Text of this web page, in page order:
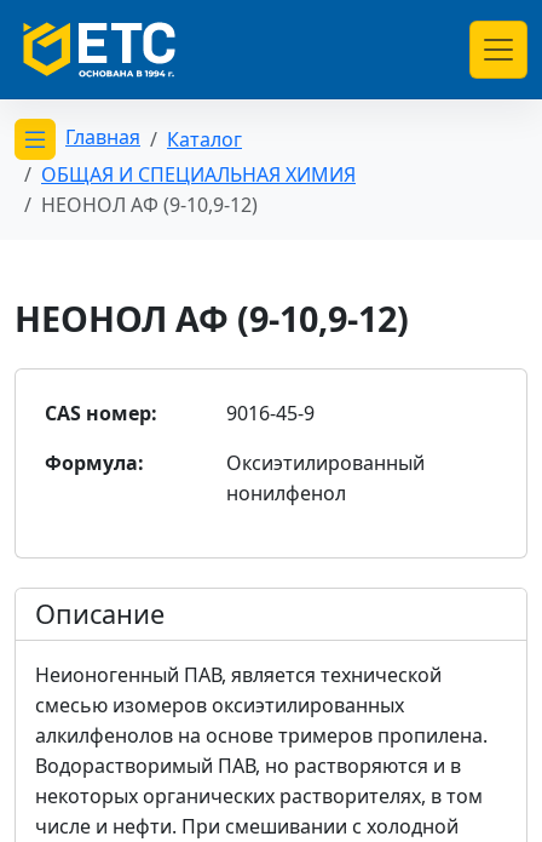
Открыть меню категорий
Главная
Каталог
ОБЩАЯ И СПЕЦИАЛЬНАЯ ХИМИЯ
НЕОНОЛ АФ (9-10,9-12)
НЕОНОЛ АФ (9-10,9-12)
CAS номер:
9016-45-9
Формула:
Оксиэтилированный
нонилфенол
Описание
Неионогенный ПАВ, является технической
смесью изомеров оксиэтилированных
алкилфенолов на основе тримеров пропилена.
Водорастворимый ПАВ, но растворяются и в
некоторых органических растворителях, в том
числе и нефти. При смешивании с холодной